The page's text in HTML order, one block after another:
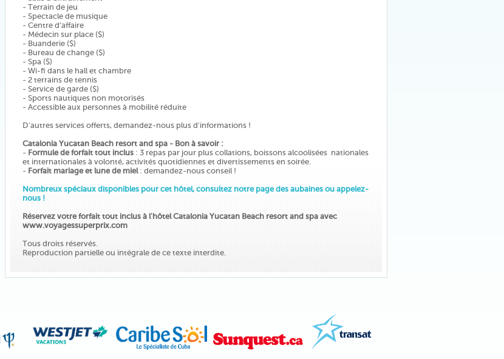
- Terrain de jeu
- Spectacle de musique
- Centre d’affaire
- Médecin sur place ($)
- Buanderie ($)
- Bureau de change ($)
- Spa ($)
- Wi-fi dans le hall et chambre
- 2 terrains de tennis
- Service de garde ($)
- Sports nautiques non motorisés
- Accessible aux personnes à mobilité réduite
D'autres services offerts, demandez-nous plus d'informations !
Catalonia Yucatan Beach resort and spa - Bon à savoir :
- Formule de forfait tout inclus : 3 repas par jour plus collations, boissons alcoolisées nationales
et internationales à volonté, activités quotidiennes et divertissements en soirée.
- Forfait mariage et lune de miel: demandez-nous conseil !
Nombreux spéciaux disponibles pour cet hôtel, consultez notre page des aubaines ou appelez-
nous !
Réservez votre forfait tout inclus à l'hôtel Catalonia Yucatan Beach resort and spa avec
www.voyagessuperprix.com
Tous droits réservés.
Reproduction partielle ou intégrale de ce texte interdite.